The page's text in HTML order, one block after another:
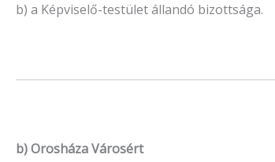
b) a Képviselő-testület állandó bizottsága.
b) Orosháza Városért